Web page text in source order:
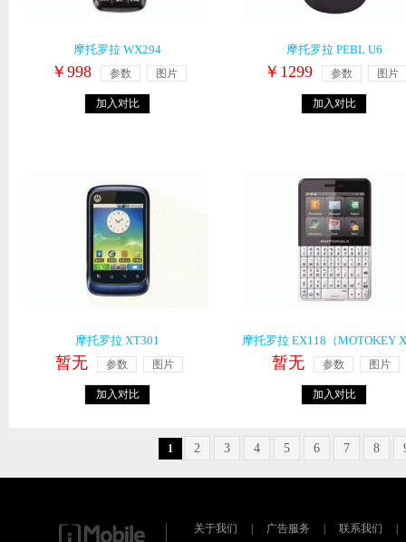
摩托罗拉 WX294
￥998 参数 图片
加入对比
摩托罗拉 PEBL U6
￥1299 参数 图片
加入对比
摩托罗拉 XT301
暂无 参数 图片
加入对比
摩托罗拉 EX118（MOTOKEY
暂无 参数 图片
加入对比
1 2 3 4 5 6 7 8
关于我们 广告服务 联系我们